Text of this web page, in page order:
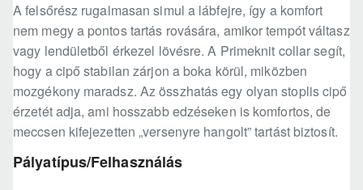
A felsőrész rugalmasan simul a lábfejre, így a komfort
nem megy a pontos tartás rovására, amikor tempót váltasz
vagy lendületből érkezel lövésre. A Primeknit collar segít,
hogy a cipő stabilan zárjon a boka körül, miközben
mozgékony maradsz. Az összhatás egy olyan stoplis cipő
érzetét adja, ami hosszabb edzéseken is komfortos, de
meccsen kifejezetten „versenyre hangolt” tartást biztosít.
Pályatípus/Felhasználás